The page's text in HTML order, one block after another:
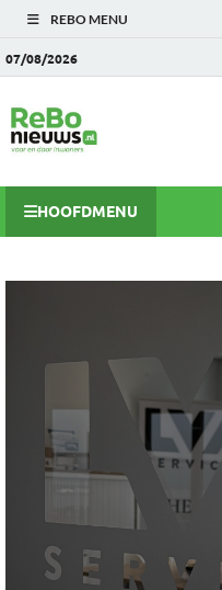
REBO MENU
07/08/2026
HOOFDMENU